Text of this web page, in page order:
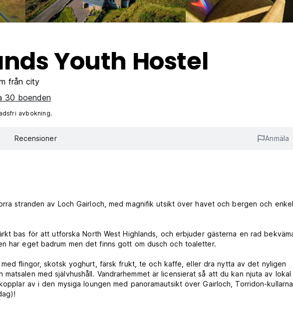
Youth Hostel
från city
30 boenden
avbokning.
Recensioner Anmäla
stranden av Loch Gairloch, med magnifik utsikt över havet och bergen och
bas för att utforska North West Highlands, och erbjuder gästerna en rad
har eget badrum men det finns gott om dusch och toaletter.
flingor, skotsk yoghurt, färsk frukt, te och kaffe, eller dra nytta av det nyligen
med självhushåll. Vandrarhemmet är licensierat så att du kan njuta av lokal
av i den mysiga loungen med panoramautsikt över Gairloch, Torridon-